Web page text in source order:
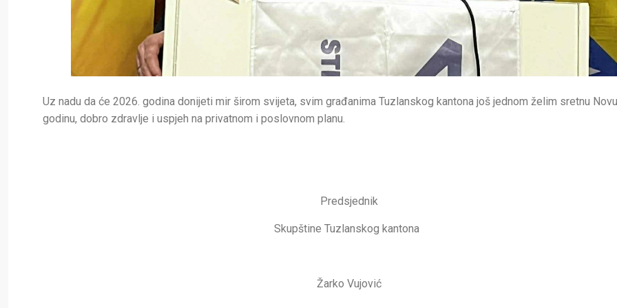
Uz nadu da će 2026. godina donijeti mir širom svijeta, svim građanima Tuzlanskog kantona još jednom želim sretnu Novu
godinu, dobro zdravlje i uspjeh na privatnom i poslovnom planu.
Predsjednik
Skupštine Tuzlanskog kantona
Žarko Vujović